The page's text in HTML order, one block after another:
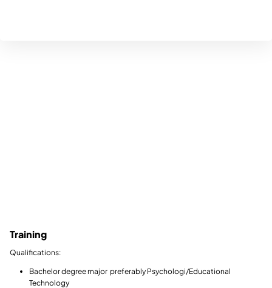
Training
Qualifications:
Bachelor degree major preferably Psychologi/Educational
Technology